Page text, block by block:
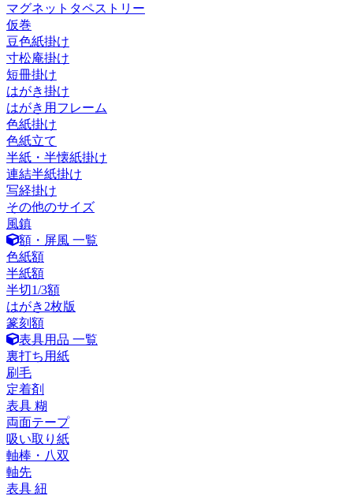
マグネットタペストリー
仮巻
豆色紙掛け
寸松庵掛け
短冊掛け
はがき掛け
はがき用フレーム
色紙掛け
色紙立て
半紙・半懐紙掛け
連結半紙掛け
写経掛け
その他のサイズ
風鎮
額・屏風 一覧
色紙額
半紙額
半切1/3額
はがき2枚版
篆刻額
表具用品 一覧
裏打ち用紙
刷毛
定着剤
表具 糊
両面テープ
吸い取り紙
軸棒・八双
軸先
表具 紐